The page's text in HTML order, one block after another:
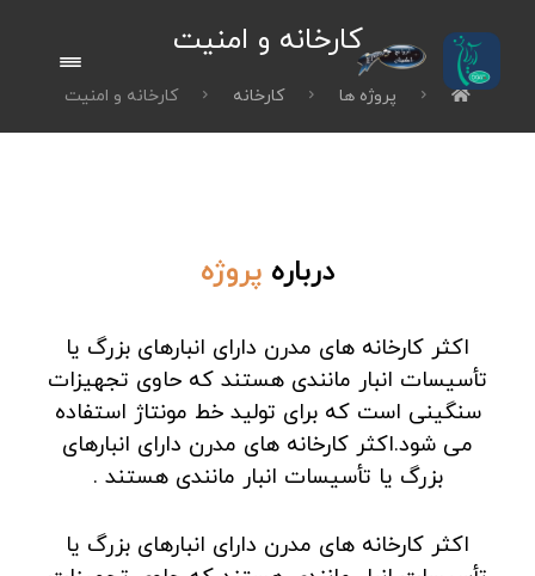
کارخانه و امنیت
پروژه ها کارخانه کارخانه و امنیت
درباره پروژه
اکثر کارخانه های مدرن دارای انبارهای بزرگ یا
تأسیسات انبار مانندی هستند که حاوی تجهیزات
سنگینی است که برای تولید خط مونتاژ استفاده
می شود.اکثر کارخانه های مدرن دارای انبارهای
بزرگ یا تأسیسات انبار مانندی هستند .
اکثر کارخانه های مدرن دارای انبارهای بزرگ یا